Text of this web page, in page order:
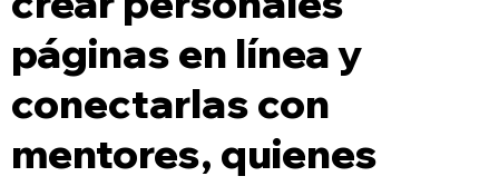
páginas en línea y
conectarlas con
mentores, quienes